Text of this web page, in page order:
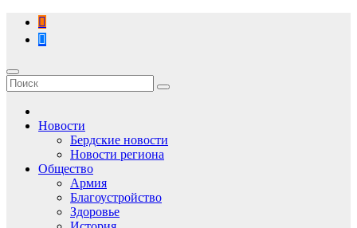
Перейти
содержимому
Новости
Бердские новости
Новости региона
Общество
Армия
Благоустройство
Здоровье